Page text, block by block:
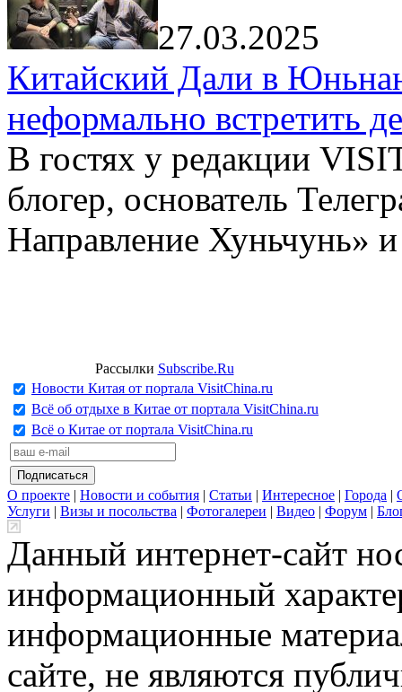
27.03.2025
Китайский Дали в
неформально встретить
В гостях у редакции
блогер, основатель
Направление Хуньчунь»
Рассылки Subscribe.Ru
Новости Китая от портала VisitChina.ru
Всё об отдыхе в Китае от портала VisitChina.ru
Всё о Китае от портала VisitChina.ru
О проекте | Новости и события | Статьи | Интересное | Города |
Услуги | Визы и посольства | Фотогалереи | Видео | Форум |
Данный интернет-сайт
информационный
информационные
сайте, не являются